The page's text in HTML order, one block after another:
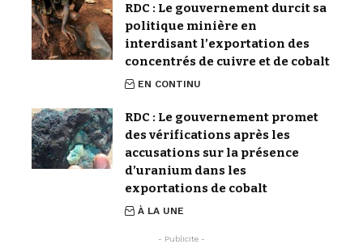
RDC : Le gouvernement durcit sa
politique minière en
interdisant l’exportation des
concentrés de cuivre et de cobalt
EN CONTINU
RDC : Le gouvernement promet
des vérifications après les
accusations sur la présence
d’uranium dans les
exportations de cobalt
À LA UNE
- Publicite -